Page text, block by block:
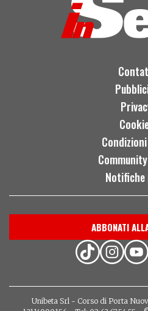
Notifiche
ABBONATI
Unibeta Srl - Corso di Porta